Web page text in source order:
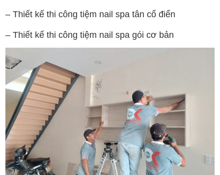
– Thiết kế thi công tiệm nail spa tân cổ điển
– Thiết kế thi công tiệm nail spa gói cơ bản